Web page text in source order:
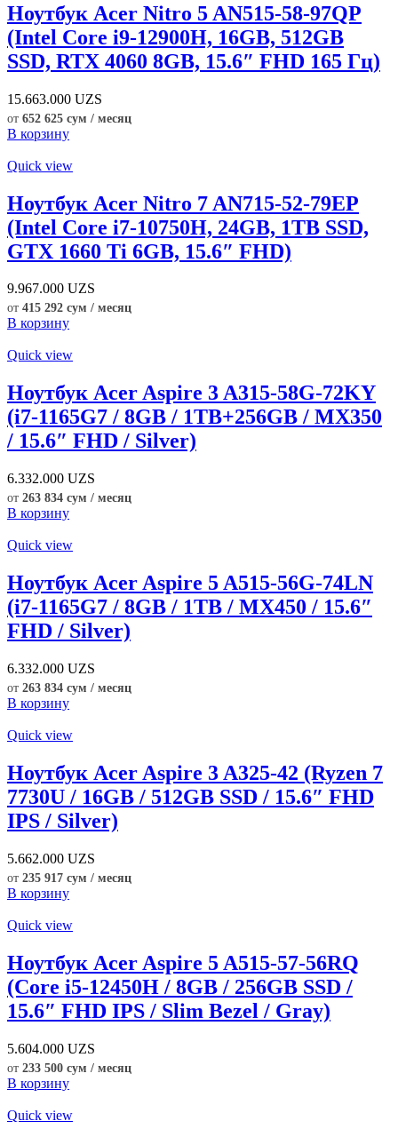
Ноутбук Acer Nitro 5 AN515-58-97QP
(Intel Core i9-12900H, 16GB, 512GB
SSD, RTX 4060 8GB, 15.6″ FHD 165 Гц)
15.663.000 UZS
от 652 625 сум / месяц
В корзину
Quick view
Ноутбук Acer Nitro 7 AN715-52-79EP
(Intel Core i7-10750H, 24GB, 1TB SSD,
GTX 1660 Ti 6GB, 15.6″ FHD)
9.967.000 UZS
от 415 292 сум / месяц
В корзину
Quick view
Ноутбук Acer Aspire 3 A315-58G-72KY
(i7-1165G7 / 8GB / 1TB+256GB / MX350
/ 15.6″ FHD / Silver)
6.332.000 UZS
от 263 834 сум / месяц
В корзину
Quick view
Ноутбук Acer Aspire 5 A515-56G-74LN
(i7-1165G7 / 8GB / 1TB / MX450 / 15.6″
FHD / Silver)
6.332.000 UZS
от 263 834 сум / месяц
В корзину
Quick view
Ноутбук Acer Aspire 3 A325-42 (Ryzen 7
7730U / 16GB / 512GB SSD / 15.6″ FHD
IPS / Silver)
5.662.000 UZS
от 235 917 сум / месяц
В корзину
Quick view
Ноутбук Acer Aspire 5 A515-57-56RQ
(Core i5-12450H / 8GB / 256GB SSD /
15.6″ FHD IPS / Slim Bezel / Gray)
5.604.000 UZS
от 233 500 сум / месяц
В корзину
Quick view